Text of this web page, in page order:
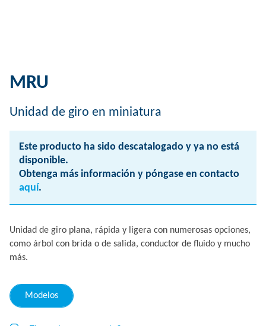
MRU
Unidad de giro en miniatura
Este producto ha sido descatalogado y ya no está
disponible.
Obtenga más información y póngase en contacto
aquí.
Unidad de giro plana, rápida y ligera con numerosas opciones,
como árbol con brida o de salida, conductor de fluido y mucho
más.
Modelos